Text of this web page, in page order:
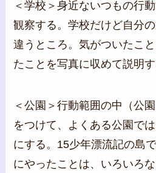
＜学校＞身近ないつもの行
観察する。学校だけど自分
違うところ。気がついたこ
たことを写真に収めて説明す
＜公園＞行動範囲の中（公
をつけて、よくある公園で
にする。15少年漂流記の島
にやったことは、いろいろ